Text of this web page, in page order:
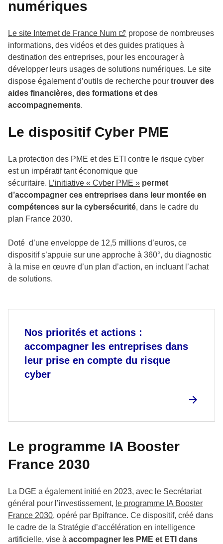
numériques
Le site Internet de France Num
propose de nombreuses
informations, des vidéos et des guides pratiques à
destination des entreprises, pour les encourager à
développer leurs usages de solutions numériques. Le site
dispose également d’outils de recherche pour trouver des
aides financières, des formations et des
accompagnements.
Le dispositif Cyber PME
La protection des PME et des ETI contre le risque cyber
est un impératif tant économique que
sécuritaire. L’initiative « Cyber PME » permet
d’accompagner ces entreprises dans leur montée en
compétences sur la cybersécurité, dans le cadre du
plan France 2030.
Doté d’une enveloppe de 12,5 millions d’euros, ce
dispositif s’appuie sur une approche à 360°, du diagnostic
à la mise en œuvre d’un plan d’action, en incluant l’achat
de solutions.
Nos priorités et actions :
accompagner les entreprises dans
leur prise en compte du risque
cyber
Le programme IA Booster
France 2030
La DGE a également initié en 2023, avec le Secrétariat
général pour l’investissement, le programme IA Booster
France 2030, opéré par Bpifrance. Ce dispositif, créé dans
le cadre de la Stratégie d’accélération en intelligence
artificielle, vise à accompagner les PME et ETI dans